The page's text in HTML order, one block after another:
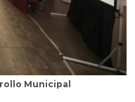
Municipal